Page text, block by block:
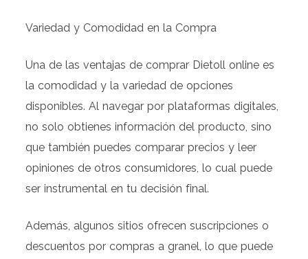
Variedad y Comodidad en la Compra
Una de las ventajas de comprar Dietoll online es
la comodidad y la variedad de opciones
disponibles. Al navegar por plataformas digitales,
no solo obtienes información del producto, sino
que también puedes comparar precios y leer
opiniones de otros consumidores, lo cual puede
ser instrumental en tu decisión final.
Además, algunos sitios ofrecen suscripciones o
descuentos por compras a granel, lo que puede